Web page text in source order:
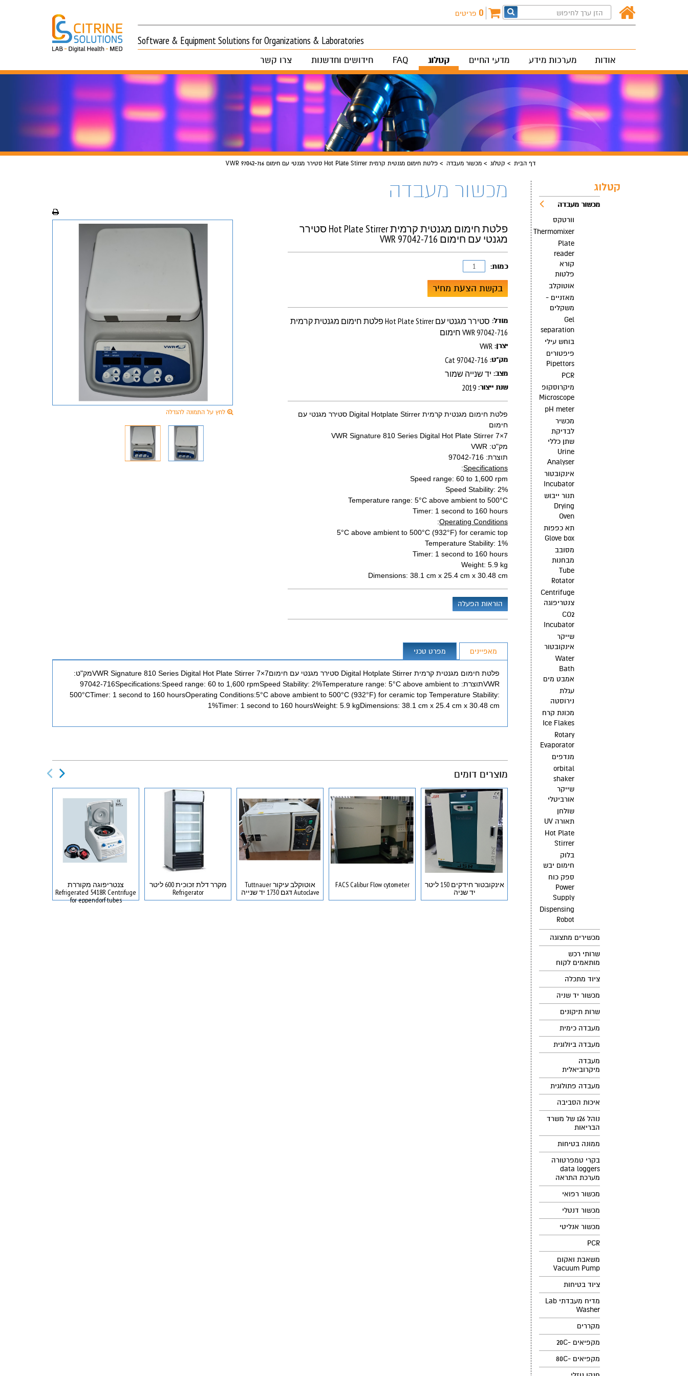
0 פריטים
Software & Equipment Solutions for Organizations & Laboratories
אודות מערכות מידע מדעי החיים קטלוג FAQ חידושים וחדשנות צרו קשר
דף הבית קטלוג מכשור מעבדה פלטת חימום מגנטית קרמית Hot Plate Stirrer סטירר מגנטי עם חימום VWR 97042-716
קטלוג
מכשור מעבדה
וורטקס
Thermomixer
Plate
reader
קורא
פלטות
אוטוקלב
מאזניים -
משקלים
Gel
separation
בוחש עילי
פיפטורים
Pipettors
PCR
מיקרוסקופ
Microscope
pH meter
מכשיר
לבדיקת
שתן כללי
Urine
Analyser
אינקובטור
Incubator
תנור ייבוש
Drying
Oven
תא כפפות
Glove box
מסובב
מבחנות
Tube
Rotator
Centrifuge
צנטריפוגה
CO2
Incubator
שייקר
אינקובטור
Water
Bath
אמבט מים
עגלת
נירוסטה
מכונת קרח
Ice Flakes
Rotary
Evaporator
מנדפים
orbital
shaker
שייקר
אורביטלי
שולחן
תאורה UV
Hot Plate
Stirrer
בלוק
חימום יבש
ספק כוח
Power
Supply
Dispensing
Robot
מכשירים מתצוגה
שרותי רכש
מותאמים לקוח
ציוד מתכלה
מכשור יד שניה
שרות תיקונים
מעבדה כימית
מעבדה ביולוגית
מעבדה
מיקרוביאלית
מעבדה פתולוגית
איכות הסביבה
נוהל 126 של משרד
הבריאות
ממונה בטיחות
בקרי טמפרטורה
data loggers
מערכת התראה
מכשור רפואי
מכשור דנטלי
מכשור אנליטי
PCR
משאבת ואקום
Vacuum Pump
ציוד בטיחות
מדיח מעבדתי Lab
Washer
מקררים
מקפיאים -20C
מקפיאים -80C
מכשור מעבדה
פלטת חימום מגנטית קרמית Hot Plate Stirrer סטירר
מגנטי עם חימום VWR 97042-716
כמות:
בקשת הצעת מחיר
מודל:
פלטת חימום מגנטית קרמית Hot Plate Stirrer סטירר מגנטי עם
חימום VWR 97042-716
יצרן: VWR
מק"ט: Cat 97042-716
מצב: יד שנייה שמור
שנת ייצור: 2019
פלטת חימום מגנטית קרמית Digital Hotplate Stirrer סטירר מגנטי עם
חימום
VWR Signature 810 Series Digital Hot Plate Stirrer 7×7
מק"ט: VWR
תוצרת: 97042-716
Specifications
:
Speed range: 60 to 1,600 rpm
Speed Stability: 2%
Temperature range: 5°C above ambient to 500°C
Timer: 1 second to 160 hours
Operating Conditions
:
5°C above ambient to 500°C (932°F) for ceramic top
Temperature Stability: 1%
Timer: 1 second to 160 hours
Weight: 5.9 kg
Dimensions: 38.1 cm x 25.4 cm x 30.48 cm
הוראות הפעלה
לחץ על התמונה להגדלה
מאפיינים מפרט טכני
פלטת חימום מגנטית קרמית Digital Hotplate Stirrer סטירר מגנטי עם חימוםVWR Signature 810 Series Digital Hot Plate Stirrer 7×7מק"ט:
VWRתוצרת: 97042-716Specifications:Speed range: 60 to 1,600 rpmSpeed Stability: 2%Temperature range: 5°C above ambient to
500°CTimer: 1 second to 160 hoursOperating Conditions:5°C above ambient to 500°C (932°F) for ceramic top Temperature Stability:
1%Timer: 1 second to 160 hoursWeight: 5.9 kgDimensions: 38.1 cm x 25.4 cm x 30.48 cm
מוצרים דומים
אינקובטור חידקים 150 ליטר
יד שניה
FACS Calibur Flow cytometer
אוטוקלב עיקור Tuttnauer
Autoclave דגם 1730 יד שנייה
מקרר דלת זכוכית 600 ליטר
Refrigerator
צנטריפוגה מקוררת
Refrigerated 5418R Centrifuge
for eppendorf tubes